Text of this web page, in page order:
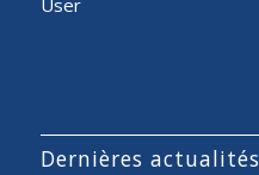
User
Dernières actualités